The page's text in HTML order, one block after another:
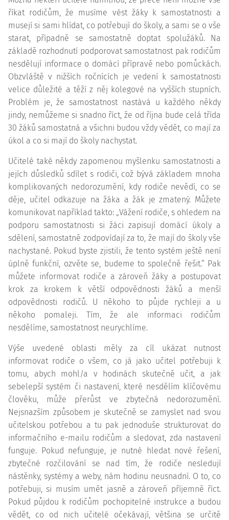
říkat rodičům, že musíme vést žáky k samostatnosti a
musejí si sami hlídat, co potřebují do školy, a sami se o vše
starat, případně se samostatně doptat spolužáků. Na
základě rozhodnutí podporovat samostatnost pak rodičům
nesdělují informace o domácí přípravě nebo pomůckách.
Obzvláště v nižších ročnících je vedení k samostatnosti
velice důležité a těží z něj kolegové na vyšších stupních.
Problém je, že samostatnost nastává u každého někdy
jindy, nemůžeme si snadno říct, že od října bude celá třída
30 žáků samostatná a všichni budou vždy vědět, co mají za
úkol a co si mají do školy nachystat.
Učitelé také někdy zapomenou myšlenku samostatnosti a
jejích důsledků sdílet s rodiči, což bývá základem mnoha
komplikovaných nedorozumění, kdy rodiče nevědí, co se
děje, učitel odkazuje na žáka a žák je zmatený. Můžete
komunikovat například takto: „Vážení rodiče, s ohledem na
podporu samostatnosti si žáci zapisují domácí úkoly a
sdělení, samostatně zodpovídají za to, že mají do školy vše
nachystané. Pokud byste zjistili, že tento systém ještě není
úplně funkční, ozvěte se, budeme to společně řešit.“ Pak
můžete informovat rodiče a zároveň žáky a postupovat
krok za krokem k větší odpovědnosti žáků a menší
odpovědnosti rodičů. U někoho to půjde rychleji a u
někoho pomaleji. Tím, že ale informaci rodičům
nesdělíme, samostatnost neurychlíme.
Výše uvedené oblasti měly za cíl ukázat nutnost
informovat rodiče o všem, co já jako učitel potřebuji k
tomu, abych mohl/a v hodinách skutečně učit, a jak
sebelepší systém či nastavení, které nesdělím klíčovému
člověku, může přerůst ve zbytečná nedorozumění.
Nejsnazším způsobem je skutečně se zamyslet nad svou
učitelskou potřebou a tu pak jednoduše strukturovat do
informačního e-mailu rodičům a sledovat, zda nastavení
funguje. Pokud nefunguje, je nutné hledat nové řešení,
zbytečné rozčilování se nad tím, že rodiče nesledují
nástěnky, systémy a weby, nám hodinu neusnadní. O to, co
potřebuji, si musím umět jasně a zároveň příjemně říct.
Pokud půjdou k rodičům pochopitelné instrukce a budou
vědět, co od nich učitelé očekávají, většina se určitě